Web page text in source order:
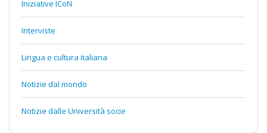
Iniziative ICoN
Interviste
Lingua e cultura italiana
Notizie dal mondo
Notizie dalle Università socie